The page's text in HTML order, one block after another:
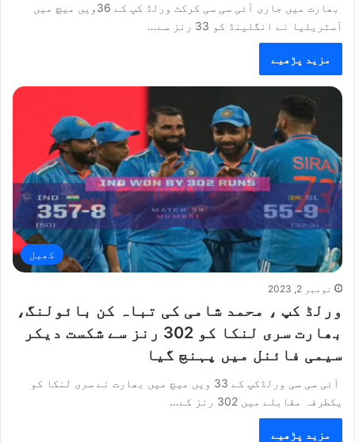
بھارت میں جاری آئی سی سی کرکٹ ورلڈ کپ کے 36ویں میچ میں
آسٹریلیا نے انگلینڈ کو 33 رنز سے…
مزید پڑھیے
کھیل
نومبر 2, 2023
ورلڈ کپ ، محمد شامی کی تباہ کن بائولنگ،
بھارت سری لنکا کو 302 رنز سے شکست دیکر
سیمی فائنل میں پہنچ گیا
آئی سی سی ورلڈکپ کے 33 ویں میچ میں بھارت نے سری لنکا کو
یکطرفہ مقابلے میں 302 رنز کے…
مزید پڑھیے